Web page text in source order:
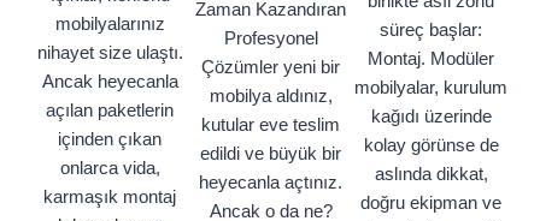
mobilyalarınız
nihayet size ulaştı.
Ancak heyecanla
açılan paketlerin
içinden çıkan
onlarca vida,
karmaşık montaj
Zaman Kazandıran
Profesyonel
Çözümler yeni bir
mobilya aldınız,
kutular eve teslim
edildi ve büyük bir
heyecanla açtınız.
Ancak o da ne?
süreç başlar:
Montaj. Modüler
mobilyalar, kurulum
kağıdı üzerinde
kolay görünse de
aslında dikkat,
doğru ekipman ve